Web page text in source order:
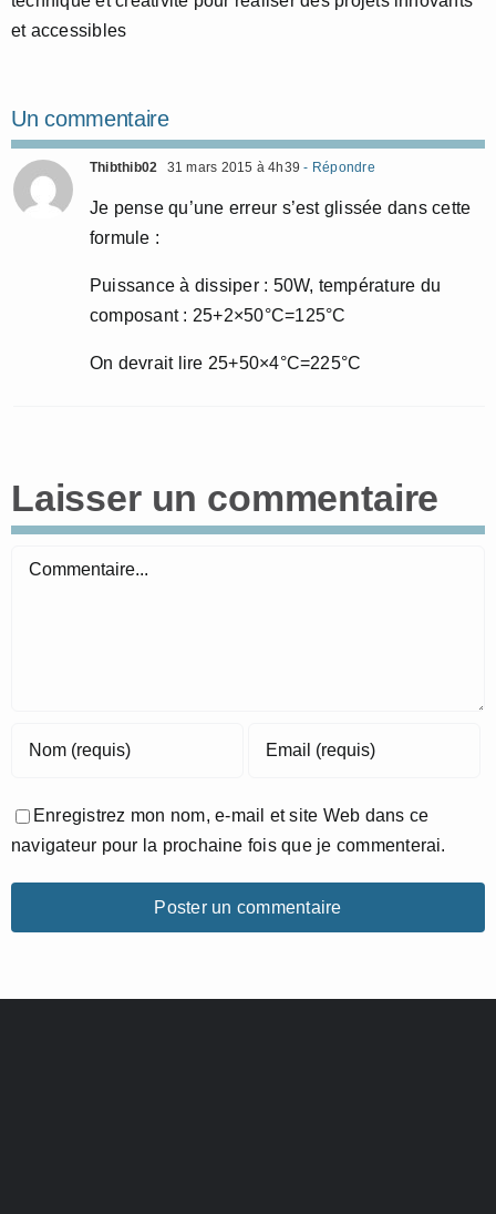
et accessibles
Un commentaire
Thibthib02 31 mars 2015 à 4h39 - Répondre
Je pense qu’une erreur s’est glissée dans cette
formule :
Puissance à dissiper : 50W, température du
composant : 25+2×50°C=125°C
On devrait lire 25+50×4°C=225°C
Laisser un commentaire
Commentaire
Enregistrez mon nom, e-mail et site Web dans ce
navigateur pour la prochaine fois que je commenterai.